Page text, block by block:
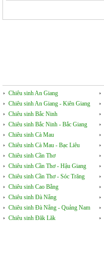
Chiêu sinh An Giang
Chiêu sinh An Giang - Kiên Giang
Chiêu sinh Bắc Ninh
Chiêu sinh Bắc Ninh - Bắc Giang
Chiêu sinh Cà Mau
Chiêu sinh Cà Mau - Bạc Liêu
Chiêu sinh Cần Thơ
Chiêu sinh Cần Thơ - Hậu Giang
Chiêu sinh Cần Thơ - Sóc Trăng
Chiêu sinh Cao Bằng
Chiêu sinh Đà Nẵng
Chiêu sinh Đà Nẵng - Quảng Nam
Chiêu sinh Đăk Lăk